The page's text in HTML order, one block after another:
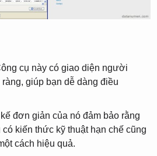
cụ này có giao diện người
giúp bạn dễ dàng điều
đơn giản của nó đảm bảo rằng
kiến ​​thức kỹ thuật hạn chế cũng
cách hiệu quả.